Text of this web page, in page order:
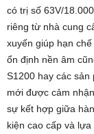
có trị số 63V/
riêng từ nhà cung
xuyến giúp hạn
ổn định nền âm
S1200 hay các
mới được cảm
sự kết hợp giữa
kiện cao cấp và